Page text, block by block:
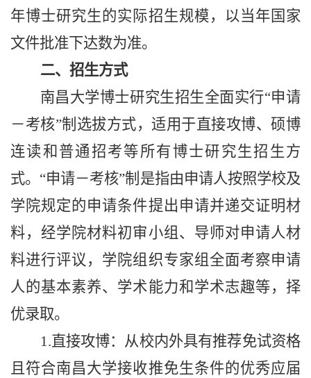
年博士研究生的实际招生规模，以当年国家
文件批准下达数为准。
二、招生方式
南昌大学博士研究生招生全面实行“申请
－考核”制选拔方式，适用于直接攻博、硕博
连读和普通招考等所有博士研究生招生方
式。“申请－考核”制是指由申请人按照学校及
学院规定的申请条件提出申请并递交证明材
料，经学院材料初审小组、导师对申请人材
料进行评议，学院组织专家组全面考察申请
人的基本素养、学术能力和 学术志趣等，择
优录取。
1.直接攻博：从校内外具有推荐免试资格
且符合南昌大学接收推免生条件的优秀应届